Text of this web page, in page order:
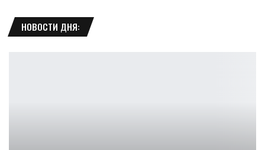
НОВОСТИ ДНЯ: